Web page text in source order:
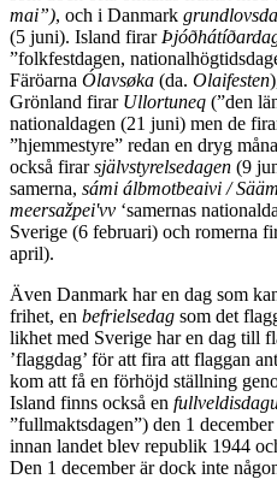
mai”), och i Danmark
(5 juni). Island firar
”folkfestdagen,
Färöarna Ólavsøka (da. Olaifesten
Grönland firar Ullortuneq (”den
nationaldagen (21 juni) men de
”hjemmestyre” redan en dryg
också firarsjälvstyrelsedagen (9
samerna, sámi álbmotbeaivi /
meersažpeiʹvv ‘samernas
Sverige (6 februari) och romerna
april).
Även Danmark har en dag som
frihet, en befrielsedag som det
likhet med Sverige har en dag till
’flaggdag’ för att fira att flaggan
kom att få en förhöjd ställning
Island finns också en
”fullmaktsdagen”) den 1
innan landet blev republik 1944
Den 1 december är dock inte